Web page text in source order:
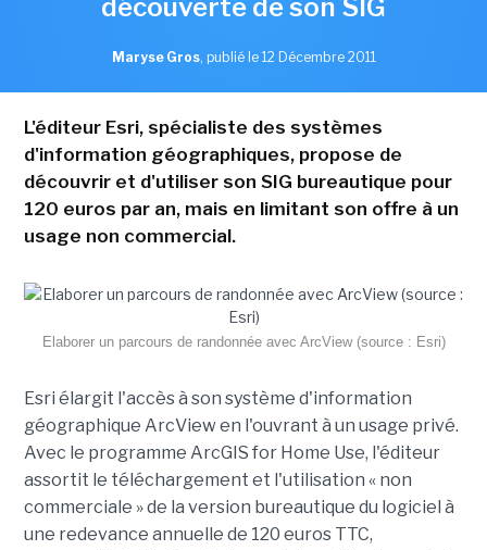
découverte de son SIG
Maryse Gros, publié le 12 Décembre 2011
L'éditeur Esri, spécialiste des systèmes
d'information géographiques, propose de
découvrir et d'utiliser son SIG bureautique pour
120 euros par an, mais en limitant son offre à un
usage non commercial.
Elaborer un parcours de randonnée avec ArcView (source : Esri)
Esri élargit l'accès à son système d'information
géographique ArcView en l'ouvrant à un usage privé.
Avec le programme ArcGIS for Home Use, l'éditeur
assortit le téléchargement et l'utilisation « non
commerciale » de la version bureautique du logiciel à
une redevance annuelle de 120 euros TTC,